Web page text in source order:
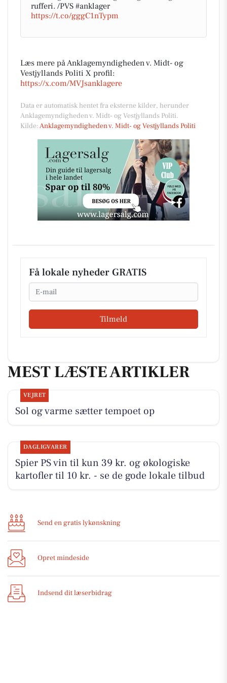
rufferi. /PVS #anklager
https://t.co/gggC1nTypm
Læs mere på Anklagemyndigheden v. Midt- og
Vestjyllands Politi X profil:
https://x.com/MVJsanklagere
Data er automatisk hentet fra eksterne kilder, herunder
Anklagemyndigheden v. Midt- og Vestjyllands Politi.
Kilde:Anklagemyndigheden v. Midt- og Vestjyllands Politi
Få lokale nyheder GRATIS
Email
Tilmeld
MEST LÆSTE ARTIKLER
VEJRET
Sol og varme sætter tempoet op
DAGLIGVARER
Spier PS vin til kun 39 kr. og økologiske
kartofler til 10 kr. - se de gode lokale tilbud
Send en gratis lykønskning
Opret mindeside
Indsend dit læserbidrag